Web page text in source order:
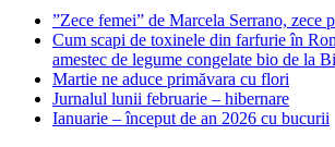
”Zece femei” de Marcela Serrano, zece
Cum scapi de toxinele din farfurie în
amestec de legume congelate bio de la
Martie ne aduce primăvara cu flori
Jurnalul lunii februarie – hibernare
Ianuarie – început de an 2026 cu bucurii